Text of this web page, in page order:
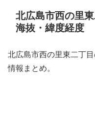
北広島市西の里
海抜・緯度経度
北広島市西の里東二丁
情報まとめ。